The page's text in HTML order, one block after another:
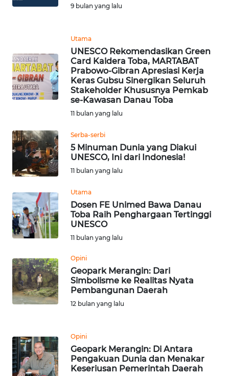
9 bulan yang lalu
Utama
UNESCO Rekomendasikan Green
Card Kaldera Toba, MARTABAT
Prabowo-Gibran Apresiasi Kerja
Keras Gubsu Sinergikan Seluruh
Stakeholder Khususnya Pemkab
se-Kawasan Danau Toba
11 bulan yang lalu
Serba-serbi
5 Minuman Dunia yang Diakui
UNESCO, Ini dari Indonesia!
11 bulan yang lalu
Utama
Dosen FE Unimed Bawa Danau
Toba Raih Penghargaan Tertinggi
UNESCO
11 bulan yang lalu
Opini
Geopark Merangin: Dari
Simbolisme ke Realitas Nyata
Pembangunan Daerah
12 bulan yang lalu
Opini
Geopark Merangin: Di Antara
Pengakuan Dunia dan Menakar
Keseriusan Pemerintah Daerah
BERITA
KONTAK
KAMI
IKLAN
TENTANG
KAMI
PEDOMAN
MEDIA
SIBER
KARIR
DISCLAIMER
News
Regional
WN